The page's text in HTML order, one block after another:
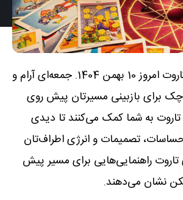
فال تاروت امروز 10 بهمن 1404. جمعه‌ای آرام و
برای بازبینی مسیرتان پیش روی
به شما کمک می‌کنند تا دیدی
تصمیمات و انرژی اطراف‌تان
تاروت راهنمایی‌هایی برای مسیر پیش
نشان می‌دهند.